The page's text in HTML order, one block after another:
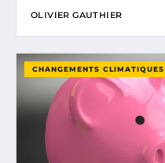
OLIVIER GAUTHIER
CHANGEMENTS CLIMATIQUES